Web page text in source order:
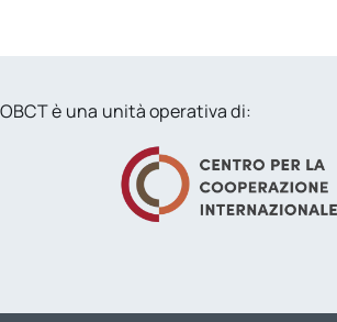
OBCT è una unità operativa di: